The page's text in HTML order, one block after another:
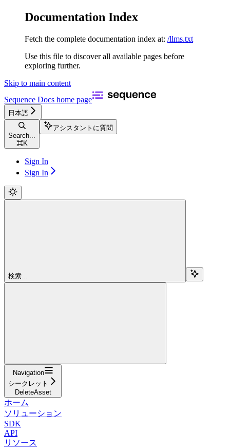
Documentation Index
Fetch the complete documentation index at: /llms.txt
Use this file to discover all available pages before
exploring further.
Skip to main content
Sequence Docs home page
日本語
Search...
⌘K
アシスタントに質問
Sign In
Sign In
検索...
Navigation
シークレット
DeleteAsset
ホーム
ソリューション
SDK
API
リソース